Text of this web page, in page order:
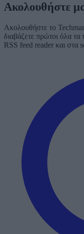
Ακολουθήστε
Ακολουθήστε το
διαβάζετε πρώτοι όλα
RSS feed reader και στα